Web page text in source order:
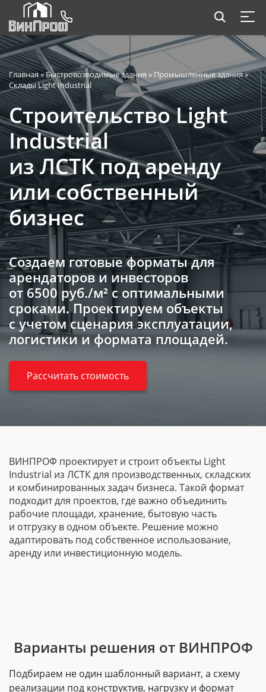
Главная» Быстровозводимые здания » Промышленные здания»
Склады Light Industrial
Строительство Light
Industrial
из ЛСТК под аренду
или собственный
бизнес
Создаем готовые форматы для
арендаторов и инвесторов
от 6500 руб./м² с оптимальными
сроками. Проектируем объекты
с учетом сценария эксплуатации,
логистики и формата площадей.
Рассчитать стоимость
ВИНПРОФ проектирует и строит объекты Light
Industrial из ЛСТК для производственных, складских
и комбинированных задач бизнеса. Такой формат
подходит для проектов, где важно объединить
рабочие площади, хранение, бытовую часть
и отгрузку в одном объекте. Решение можно
адаптировать под собственное использование,
аренду или инвестиционную модель.
Варианты решения от ВИНПРОФ
Подбираем не один шаблонный вариант, а схему
реализации под конструктив, нагрузку и формат